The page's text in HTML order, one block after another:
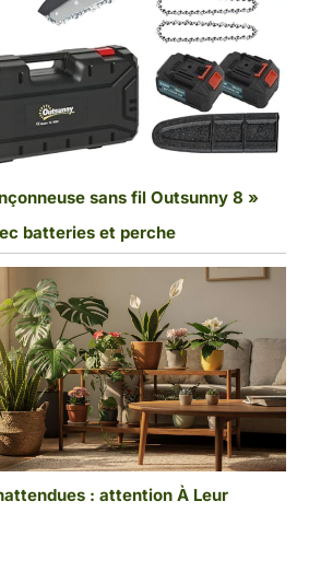
sans fil Outsunny 8 »
batteries et perche
: attention À Leur